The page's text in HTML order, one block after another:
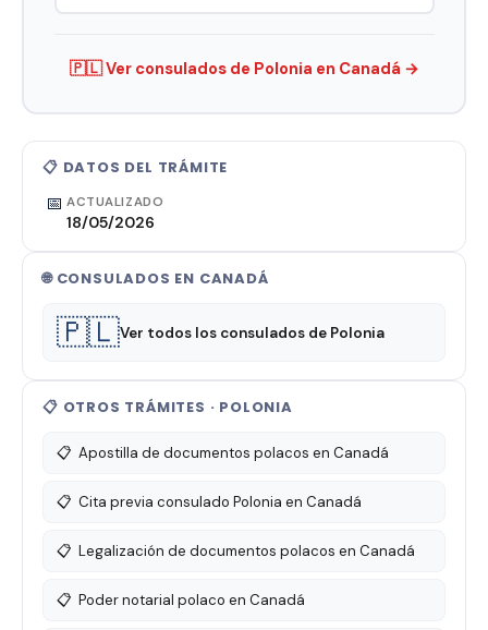
📋 DATOS DEL TRÁMITE
📅 ACTUALIZADO
18/05/2026
🌐 CONSULADOS EN CANADÁ
🇵🇱Ver todos los consulados de Polonia
📋 OTROS TRÁMITES · POLONIA
📋 Apostilla de documentos polacos en Canadá
📋 Cita previa consulado Polonia en Canadá
📋 Legalización de documentos polacos en Canadá
📋 Poder notarial polaco en Canadá
🇵🇱 Ver consulados de Polonia en Canadá →